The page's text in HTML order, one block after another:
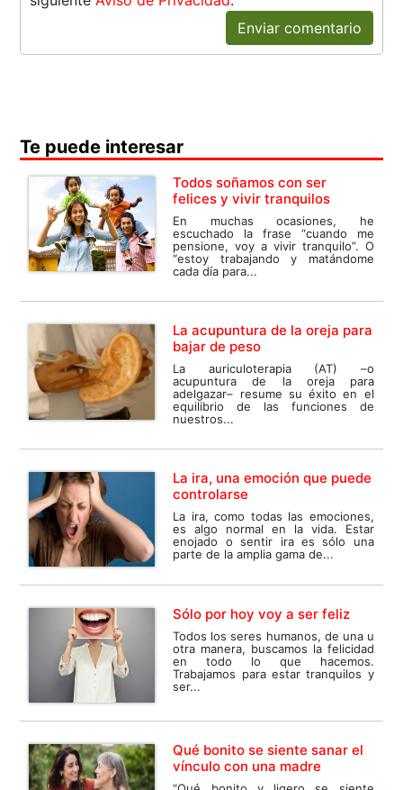
Enviar comentario
Te puede interesar
Todos soñamos con ser
felices y vivir tranquilos
En muchas ocasiones, he
escuchado la frase “cuando me
pensione, voy a vivir tranquilo”. O
“estoy trabajando y matándome
cada día para...
La acupuntura de la oreja para
bajar de peso
La auriculoterapia (AT) –o
acupuntura de la oreja para
adelgazar– resume su éxito en el
equilibrio de las funciones de
nuestros...
La ira, una emoción que puede
controlarse
La ira, como todas las emociones,
es algo normal en la vida. Estar
enojado o sentir ira es sólo una
parte de la amplia gama de...
Sólo por hoy voy a ser feliz
Todos los seres humanos, de una u
otra manera, buscamos la felicidad
en todo lo que hacemos.
Trabajamos para estar tranquilos y
ser...
Qué bonito se siente sanar el
vínculo con una madre